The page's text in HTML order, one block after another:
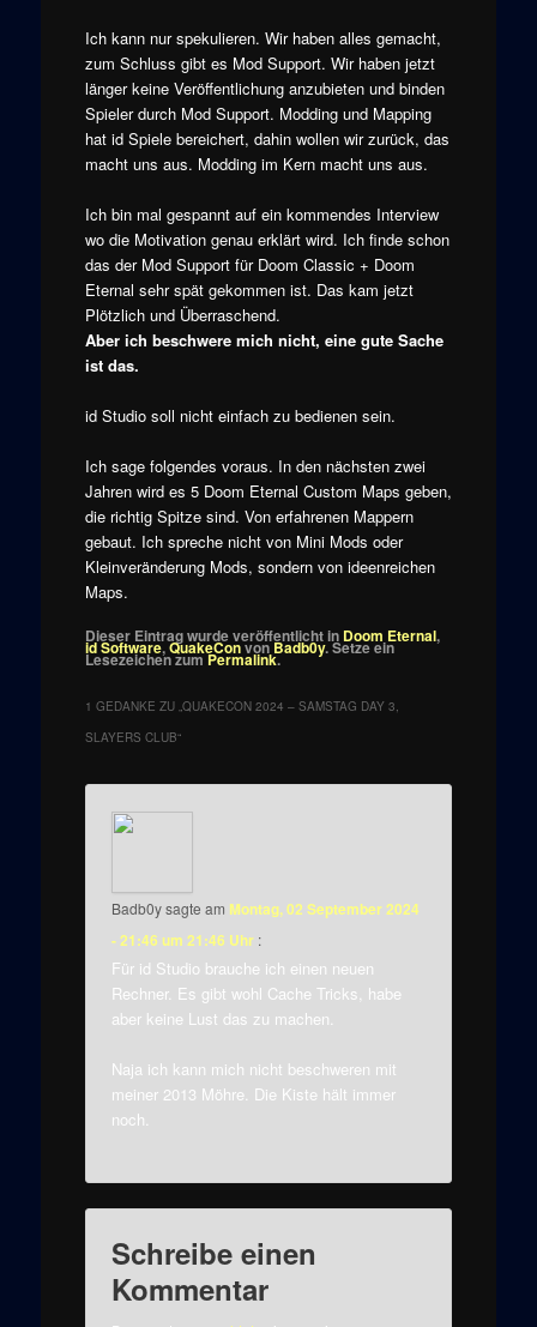
Ich kann nur spekulieren. Wir haben alles gemacht,
zum Schluss gibt es Mod Support. Wir haben jetzt
länger keine Veröffentlichung anzubieten und binden
Spieler durch Mod Support. Modding und Mapping
hat id Spiele bereichert, dahin wollen wir zurück, das
macht uns aus. Modding im Kern macht uns aus.
Ich bin mal gespannt auf ein kommendes Interview
wo die Motivation genau erklärt wird. Ich finde schon
das der Mod Support für Doom Classic + Doom
Eternal sehr spät gekommen ist. Das kam jetzt
Plötzlich und Überraschend.
Aber ich beschwere mich nicht, eine gute Sache
ist das.
id Studio soll nicht einfach zu bedienen sein.
Ich sage folgendes voraus. In den nächsten zwei
Jahren wird es 5 Doom Eternal Custom Maps geben,
die richtig Spitze sind. Von erfahrenen Mappern
gebaut. Ich spreche nicht von Mini Mods oder
Kleinveränderung Mods, sondern von ideenreichen
Maps.
Dieser Eintrag wurde veröffentlicht in Doom Eternal,
id Software,QuakeConvonBadb0y. Setze ein
Lesezeichen zumPermalink.
1 GEDANKE ZU „QUAKECON 2024 – SAMSTAG DAY 3,
SLAYERS CLUB“
Badb0ysagte am Montag, 02 September 2024
- 21:46 um 21:46 Uhr :
Für id Studio brauche ich einen neuen
Rechner. Es gibt wohl Cache Tricks, habe
aber keine Lust das zu machen.
Naja ich kann mich nicht beschweren mit
meiner 2013 Möhre. Die Kiste hält immer
noch.
Schreibe einen
Kommentar